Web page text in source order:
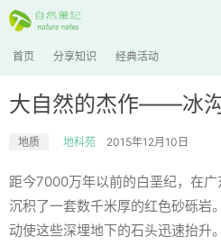
首页 分享知识 经典活动
大自然的杰作——冰
地质 地科苑 2015年12月10日
距今7000万年以前的白垩纪，在
沉积了一套数千米厚的红色砂砾岩
动使这些深埋地下的石头迅速抬升